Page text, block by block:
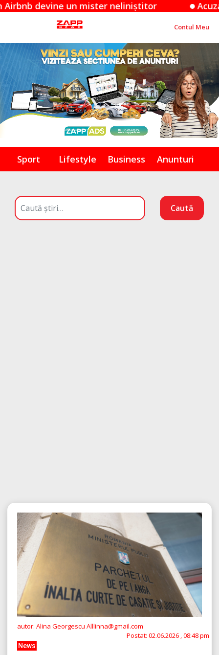
un mister neliniștitor Acuzațiile
Contul Meu
Sport Lifestyle Business Anunturi
Caută
autor: Alina Georgescu Alllinna@gmail.com
Postat: 02.06.2026 , 08:48 pm
News